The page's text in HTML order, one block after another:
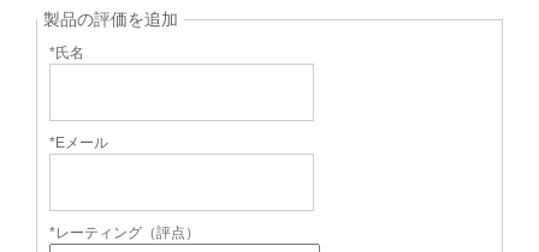
製品の評価を追加
*氏名
*Eメール
*レーティング（評点）